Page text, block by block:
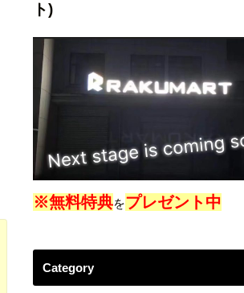
ト)
※無料特典をプレゼント中
Category